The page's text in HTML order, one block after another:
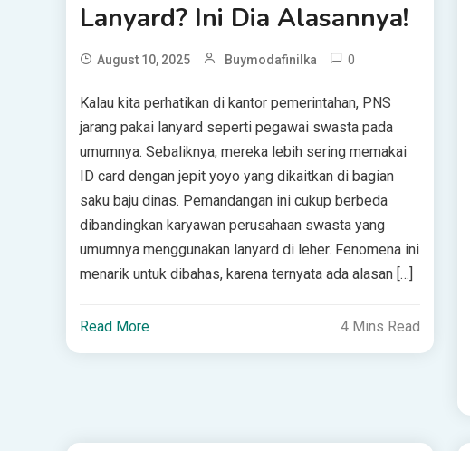
Lanyard? Ini Dia Alasannya!
August 10, 2025 Buymodafinilka 0
Kalau kita perhatikan di kantor pemerintahan, PNS
jarang pakai lanyard seperti pegawai swasta pada
umumnya. Sebaliknya, mereka lebih sering memakai
ID card dengan jepit yoyo yang dikaitkan di bagian
saku baju dinas. Pemandangan ini cukup berbeda
dibandingkan karyawan perusahaan swasta yang
umumnya menggunakan lanyard di leher. Fenomena ini
menarik untuk dibahas, karena ternyata ada alasan […]
Read More 4 Mins Read